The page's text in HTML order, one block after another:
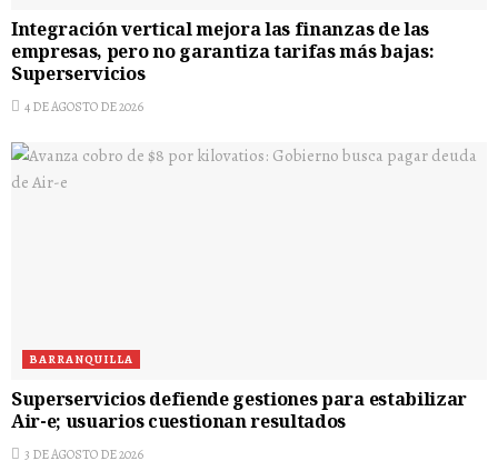
Integración vertical mejora las finanzas de las
empresas, pero no garantiza tarifas más bajas:
Superservicios
4 DE AGOSTO DE 2026
BARRANQUILLA
Superservicios defiende gestiones para estabilizar
Air-e; usuarios cuestionan resultados
3 DE AGOSTO DE 2026